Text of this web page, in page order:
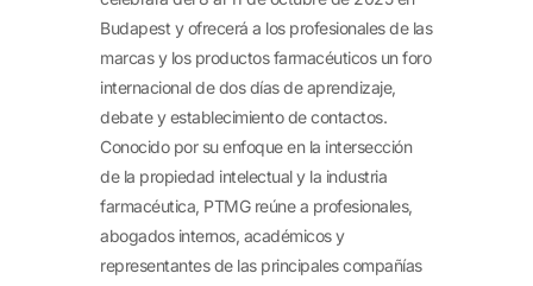
Budapest y ofrecerá a los profesionales de las
marcas y los productos farmacéuticos un foro
internacional de dos días de aprendizaje,
debate y establecimiento de contactos.
Conocido por su enfoque en la intersección
de la propiedad intelectual y la industria
farmacéutica, PTMG reúne a profesionales,
abogados internos, académicos y
representantes de las principales compañías